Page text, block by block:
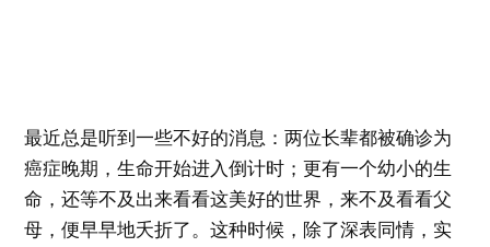
最近总是听到一些不好的消息：两位长辈都被确诊为
癌症晚期，生命开始进入倒计时；更有一个幼小的生
命，还等不及出来看看这美好的世界，来不及看看父
母，便早早地夭折了。这种时候，除了深表同情，实